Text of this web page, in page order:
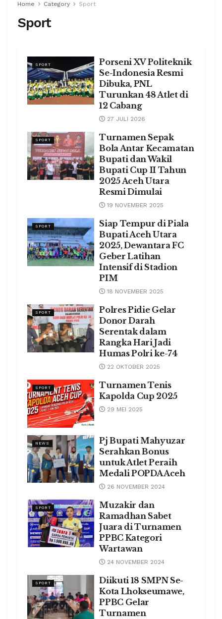
Home Category Sport
Sport
SPORT
Porseni XV Politeknik
Se-Indonesia Resmi
Dibuka, PNL
Turunkan 48 Atlet di
12 Cabang
27 JULI 2026
SPORT
Turnamen Sepak
Bola Antar Kecamatan
Bupati dan Wakil
Bupati Cup II Tahun
2025 Aceh Utara
Resmi Dimulai
19 NOVEMBER 2025
SPORT
Siap Tempur di Piala
Bupati Aceh Utara
2025, Dewantara FC
Geber Latihan
Intensif di Stadion
PIM
18 NOVEMBER 2025
SPORT
Polres Pidie Gelar
Donor Darah
Serentak dalam
Rangka Hari Jadi
Humas Polri ke-74
22 OKTOBER 2025
SPORT
Turnamen Tenis
Kapolda Cup 2025
29 MEI 2025
NEWS
Pj Bupati Mahyuzar
Serahkan Bonus
untuk Atlet Peraih
Medali POPDA Aceh
26 NOVEMBER 2024
SPORT
Muzakir dan
Ramadhan Sabet
Juara di Turnamen
PPBC Kategori
Wartawan
24 NOVEMBER 2024
SPORT
Diikuti 18 SMPN Se-
Kota Lhokseumawe,
PPBC Gelar
Turnamen